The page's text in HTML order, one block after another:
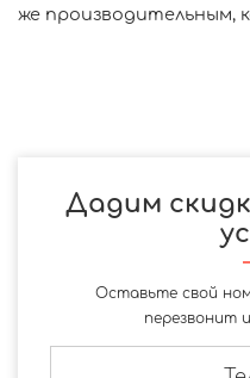
же производительным,
Дадим
Оставьте свой
перезвонит